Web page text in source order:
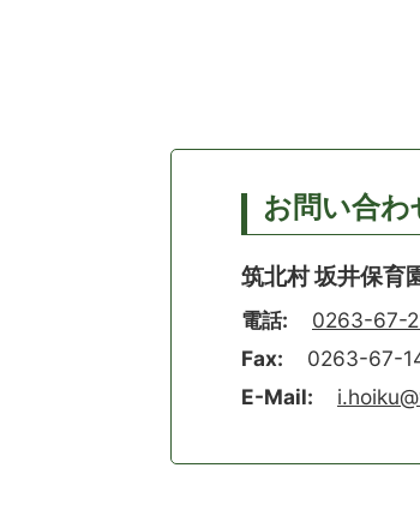
お問い合わ
筑北村 坂井保育
電話:
0263-67-
Fax:
0263-67-
E-Mail: